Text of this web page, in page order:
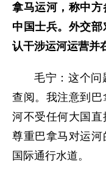
拿马运河，称中
中国士兵。外交
认干涉运河运营并
毛宁：这个问
查阅。我注意到
河不受任何大国
尊重巴拿马对运
国际通行水道。